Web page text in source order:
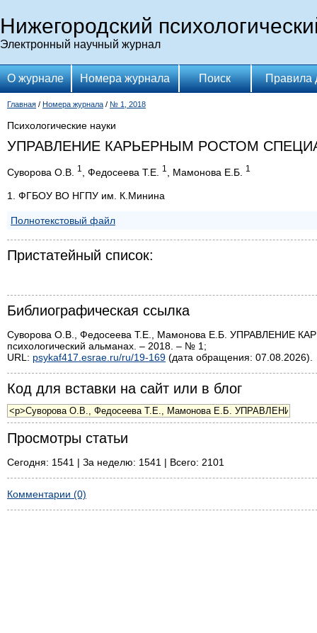
Нижегородский
Электронный научный журнал
О журнале Номера журнала Поиск Правила
Главная / Номера журнала / № 1, 2018
Психологические науки
УПРАВЛЕНИЕ КАРЬЕРНЫМ РОСТОМ
Суворова О.В. 1 , Федосеева Т.Е. 1 , Мамонова Е.Б. 1
1. ФГБОУ ВО НГПУ им. К.Минина
Полнотекстовый файл
Пристатейный список:
Библиографическая ссылка
Суворова О.В., Федосеева Т.Е., Мамонова Е.Б. УПРАВЛЕНИЕ
психологический альманах. – 2018. – № 1;
URL: psykaf417.esrae.ru/ru/19-169 (дата обращения: 07.08.2026).
Код для вставки на сайт или в блог
Просмотры статьи
Сегодня: 1541 | За неделю: 1541 | Всего: 2101
Комментарии (0)